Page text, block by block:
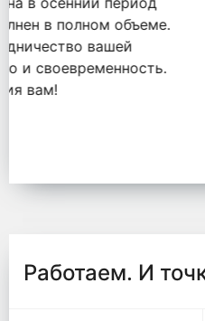
23 апреля 2025
Работаем. И